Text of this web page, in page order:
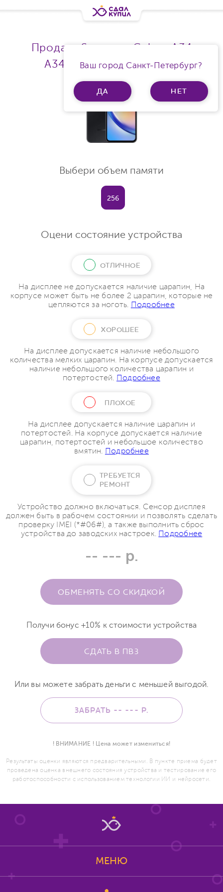
Ваш город Санкт-Петербург?
ДА НЕТ
Продать Samsung Galaxy A34
A346E/DSN Ram 6Gb 5G
Выбери объем памяти
256
Оцени состояние устройства
ОТЛИЧНОЕ
На дисплее не допускается наличие царапин, На
корпусе может быть не более 2 царапин, которые не
цепляются за ноготь. Подробнее
ХОРОШЕЕ
На дисплее допускается наличие небольшого
количества мелких царапин. На корпусе допускается
наличие небольшого количества царапин и
потертостей. Подробнее
ПЛОХОЕ
На дисплее допускается наличие царапин и
потертостей. На корпусе допускается наличие
царапин, потертостей и небольшое количество
вмятин. Подробнее
ТРЕБУЕТСЯ
РЕМОНТ
Устройство должно включаться. Сенсор дисплея
должен быть в рабочем состоянии и позволять сделать
проверку IMEI (*#06#), а также выполнить сброс
устройства до заводских настроек. Подробнее
-- --- р.
ОБМЕНЯТЬ СО СКИДКОЙ
Получи бонус +10% к стоимости устройства
СДАТЬ В ПВЗ
Или вы можете забрать деньги с меньшей выгодой.
ЗАБРАТЬ -- --- Р.
! ВНИМАНИЕ ! Цена может измениться!
Результаты оценки являются предварительными. В пункте приема будет
проведена оценка внешнего состояния устройства и тестирование его
работоспособности с использованием технологии ИИ и нейросети.
МЕНЮ